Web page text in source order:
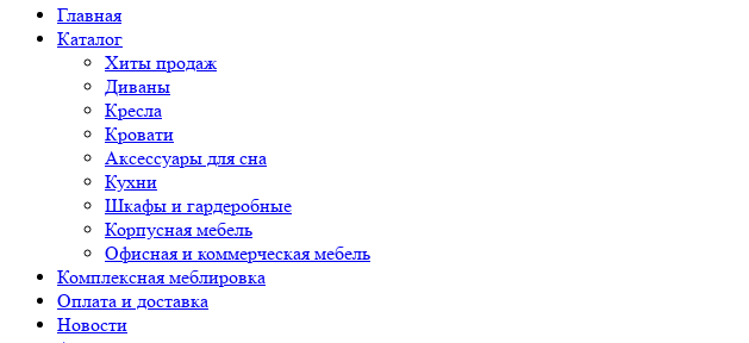
Главная
Каталог
Хиты продаж
Диваны
Кресла
Кровати
Аксессуары для сна
Кухни
Шкафы и гардеробные
Корпусная мебель
Офисная и коммерческая мебель
Комплексная меблировка
Оплата и доставка
Новости